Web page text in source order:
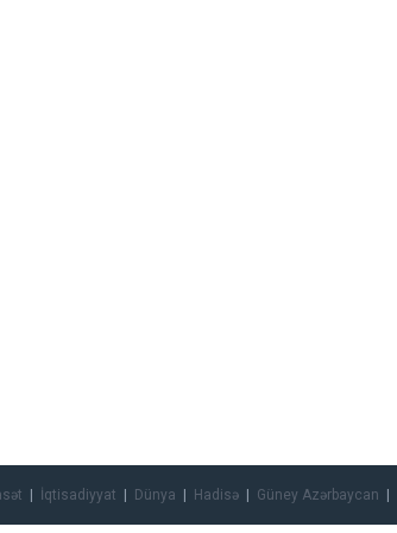
İqtisadiyyat Dünya Hadisə Güney Azərbaycan